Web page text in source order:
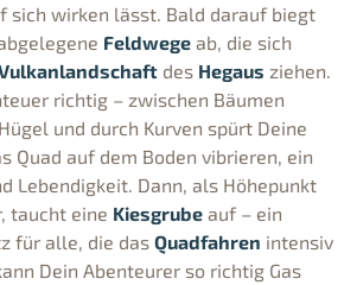
sich wirken lässt. Bald darauf biegt
Feldwege ab, die sich
des Hegaus ziehen.
richtig – zwischen Bäumen
und durch Kurven spürt Deine
Quad auf dem Boden vibrieren, ein
Lebendigkeit. Dann, als Höhepunkt
taucht eine Kiesgrube auf – ein
für alle, die das Quadfahren intensiv
Dein Abenteurer so richtig Gas